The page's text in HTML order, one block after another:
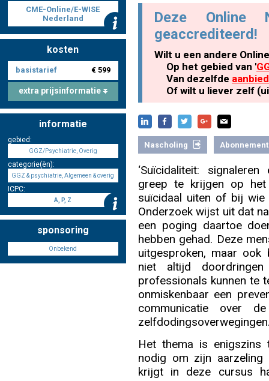
Nascholing aanmelden
Zoek op kaart
Inloggen
CME-Online/E-WISE
Nederland
kosten
basistarief € 599
extra prijsinformatie
informatie
gebied:
GGZ/Psychiatrie, Overig
categorie(ën):
GGZ & psychiatrie, Algemeen & overig
ICPC:
A, P, Z
sponsoring
Onbekend
Deze Online
geaccrediteerd!
Wilt u een andere
Op het gebied van '
Van dezelfde
Of wilt u liever zelf
Nascholing Abonnement
‘Suïcidaliteit:
greep te krijgen op
suïcidaal uiten of bij wie
Onderzoek wijst uit dat
een poging daartoe
hebben gehad. Deze
uitgesproken, maar
niet altijd
professionals kunnen te
onmiskenbaar een
communicatie over
Het thema is enigszins
nodig om zijn aarzeling
krijgt in deze cursus